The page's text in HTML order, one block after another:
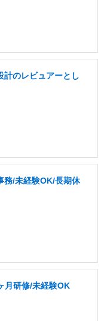
計のレビュアーとし
務/未経験OK/長期休
月研修/未経験OK